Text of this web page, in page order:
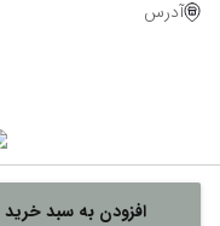
افزودن به سبد خرید
آدرس